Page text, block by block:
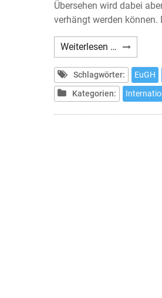
Übersehen wird dabei
verhängt werden
Weiterlesen … Sanktionen
im
Zollrecht
Schlagwörter: EuGH
Kategorien: